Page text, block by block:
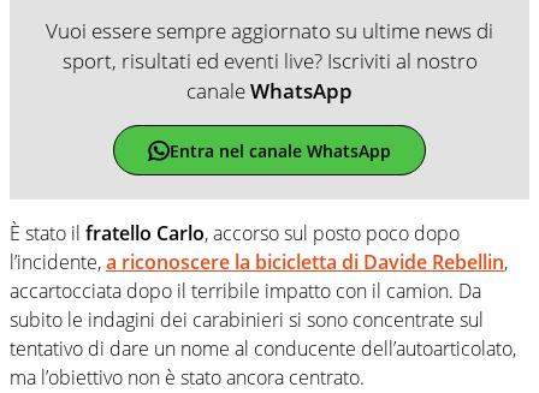
Vuoi essere sempre aggiornato su ultime news di
sport, risultati ed eventi live? Iscriviti al nostro
canaleWhatsApp
Entra nel canale WhatsApp
È stato il fratello Carlo, accorso sul posto poco dopo
l’incidente,a riconoscere la bicicletta di Davide Rebellin,
accartocciata dopo il terribile impatto con il camion. Da
subito le indagini dei carabinieri si sono concentrate sul
tentativo di dare un nome al conducente dell’autoarticolato,
ma l’obiettivo non è stato ancora centrato.